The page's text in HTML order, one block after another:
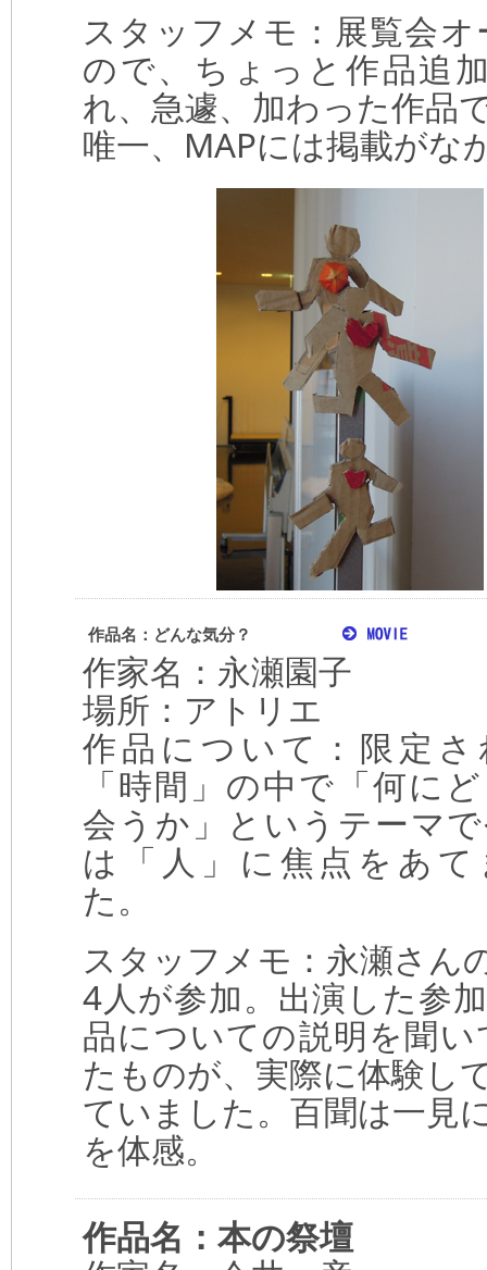
スタッフメモ：展覧会
ので、ちょっと作品追
れ、急遽、加わった作品
唯一、MAPには掲載がな
作品名：どんな気分？
作家名：永瀬園子
場所：アトリエ
作品について：限定さ
「時間」の中で「何に
会うか」というテーマ
は「人」に焦点をあて
た。
スタッフメモ：永瀬さん
4人が参加。出演した参
品についての説明を聞
たものが、実際に体験し
ていました。百聞は一見
を体感。
作品名：本の祭壇